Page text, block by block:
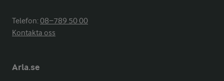
Telefon:08−789 50 00
Kontakta oss
Arla.se